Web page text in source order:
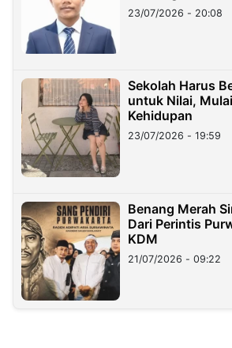
23/07/2026 - 20:08
Sekolah Harus
untuk Nilai,
Kehidupan
23/07/2026 - 19:59
Benang Merah
Dari Perintis
KDM
21/07/2026 - 09:22